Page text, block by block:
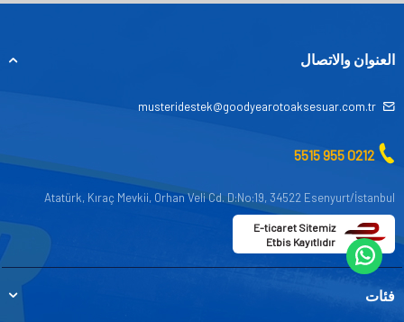
العنوان والاتصال
musteridestek@goodyearotoaksesuar.com.tr
0212 955 5515
Atatürk, Kıraç Mevkii, Orhan Veli Cd. D:No:19, 34522 Esenyurt/İstanbul
E-ticaret Sitemiz
Etbis Kayıtlıdır
فئات